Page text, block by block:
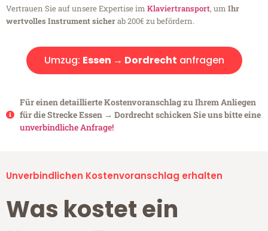
Vertrauen Sie auf unsere Expertise im Klaviertransport, um Ihr
wertvolles Instrument sicherab 200€ zu befördern.
Umzug: Essen → Dordrecht anfragen
Für einen detaillierte Kostenvoranschlag zu Ihrem Anliegen
für die Strecke Essen → Dordrecht schicken Sie uns bitte eine
unverbindliche Anfrage!
Unverbindlichen Kostenvoranschlag erhalten
Was kostet ein